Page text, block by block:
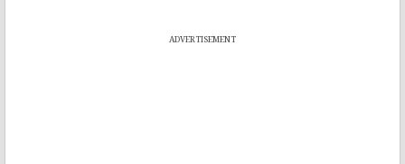
ADVERTISEMENT